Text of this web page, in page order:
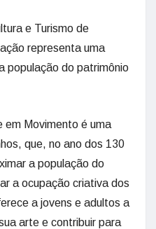
e Turismo de
representa uma
população do patrimônio
em Movimento é uma
que, no ano dos 130
a população do
a ocupação criativa dos
a jovens e adultos a
arte e contribuir para